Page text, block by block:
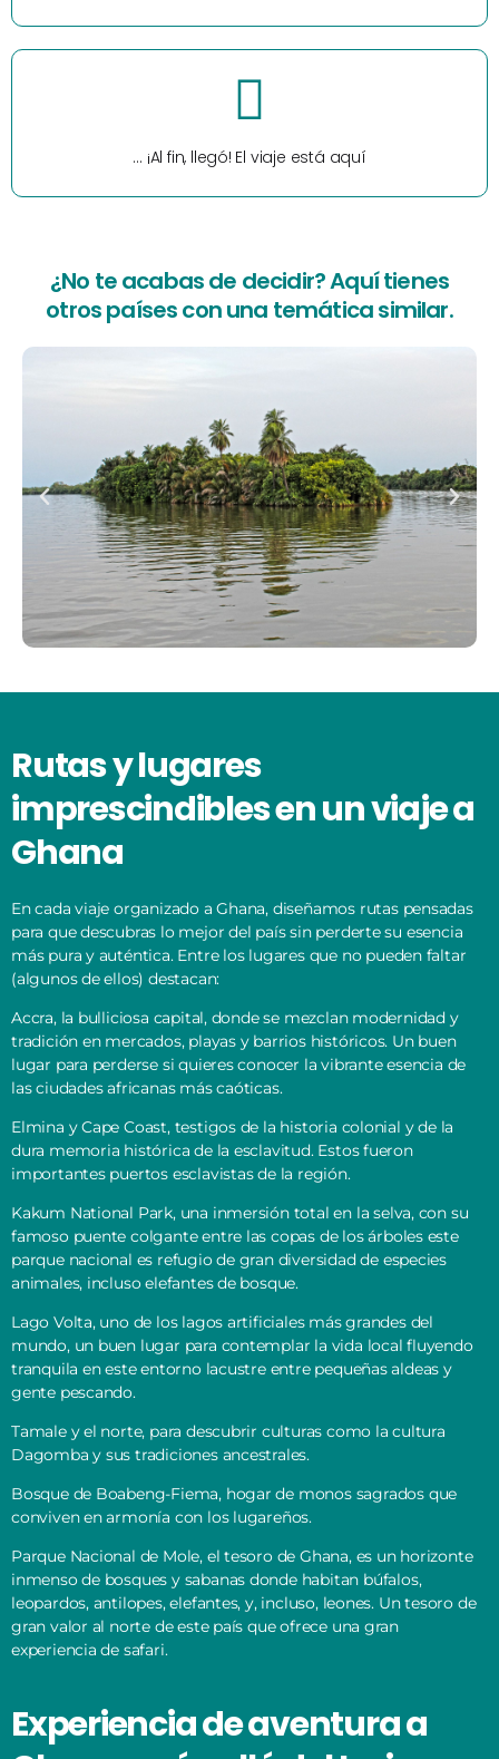
… ¡Al fin, llegó! El viaje está aquí
¿No te acabas de decidir? Aquí tienes
otros países con una temática similar.
Rutas y lugares
imprescindibles en un viaje a
Ghana
En cada viaje organizado a Ghana, diseñamos rutas pensadas
para que descubras lo mejor del país sin perderte su esencia
más pura y auténtica. Entre los lugares que no pueden faltar
(algunos de ellos) destacan:
Accra, la bulliciosa capital, donde se mezclan modernidad y
tradición en mercados, playas y barrios históricos. Un buen
lugar para perderse si quieres conocer la vibrante esencia de
las ciudades africanas más caóticas.
Elmina y Cape Coast, testigos de la historia colonial y de la
dura memoria histórica de la esclavitud. Estos fueron
importantes puertos esclavistas de la región.
Kakum National Park, una inmersión total en la selva, con su
famoso puente colgante entre las copas de los árboles este
parque nacional es refugio de gran diversidad de especies
animales, incluso elefantes de bosque.
Lago Volta, uno de los lagos artificiales más grandes del
mundo, un buen lugar para contemplar la vida local fluyendo
tranquila en este entorno lacustre entre pequeñas aldeas y
gente pescando.
Tamale y el norte, para descubrir culturas como la cultura
Dagomba y sus tradiciones ancestrales.
Bosque de Boabeng-Fiema, hogar de monos sagrados que
conviven en armonía con los lugareños.
Parque Nacional de Mole, el tesoro de Ghana, es un horizonte
inmenso de bosques y sabanas donde habitan búfalos,
leopardos, antilopes, elefantes, y, incluso, leones. Un tesoro de
gran valor al norte de este país que ofrece una gran
experiencia de safari.
Experiencia de aventura a